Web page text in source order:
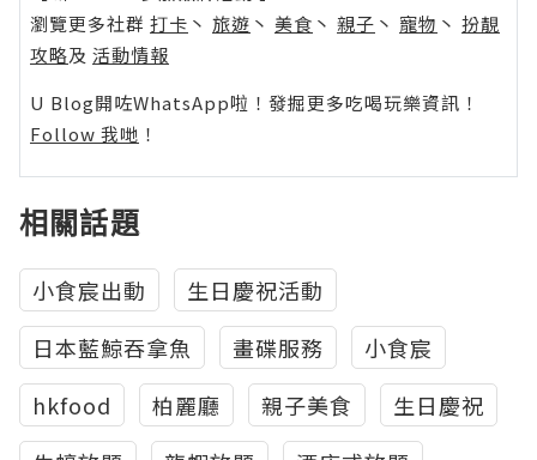
瀏覽更多社群 打卡 丶 旅遊 丶 美食 丶 親子 丶 寵物 丶 扮靚
攻略及 活動情報
U Blog開咗WhatsApp啦！發掘更多吃喝玩樂資訊！
Follow 我哋 ！
相關話題
小食宸出動
生日慶祝活動
日本藍鯨吞拿魚
畫碟服務
小食宸
hkfood
柏麗廳 親子美食
生日慶祝